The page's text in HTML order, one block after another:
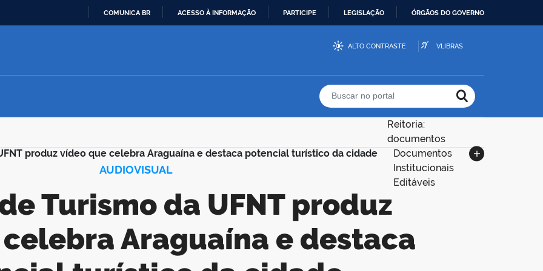
CONTEÚDO
COMUNICA BR ACESSO À INFORMAÇÃO PARTICIPE LEGISLAÇÃO ÓRGÃOS DO GOVERNO
ALTO CONTRASTE VLIBRAS
Buscar no portal
produz vídeo que celebra Araguaína e destaca potencial turístico da cidade
Reitoria:
documentos
Documentos
Institucionais
Editáveis
AUDIOVISUAL
Araguaína e destaca